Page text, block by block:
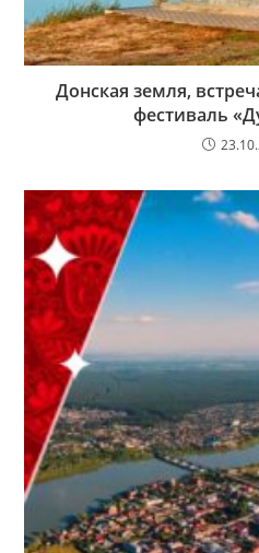
Донская земля,
фестиваль